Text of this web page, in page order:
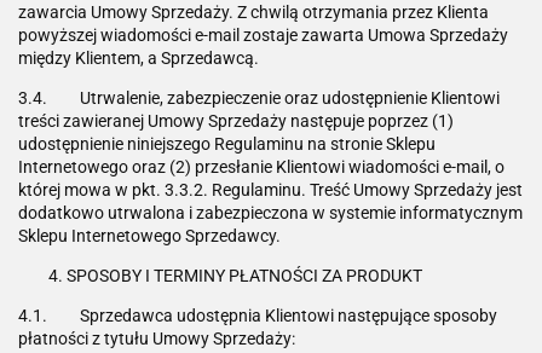
zawarcia Umowy Sprzedaży. Z chwilą otrzymania przez Klienta
powyższej wiadomości e-mail zostaje zawarta Umowa Sprzedaży
między Klientem, a Sprzedawcą.
3.4. Utrwalenie, zabezpieczenie oraz udostępnienie Klientowi
treści zawieranej Umowy Sprzedaży następuje poprzez (1)
udostępnienie niniejszego Regulaminu na stronie Sklepu
Internetowego oraz (2) przesłanie Klientowi wiadomości e-mail, o
której mowa w pkt. 3.3.2. Regulaminu. Treść Umowy Sprzedaży jest
dodatkowo utrwalona i zabezpieczona w systemie informatycznym
Sklepu Internetowego Sprzedawcy.
SPOSOBY I TERMINY PŁATNOŚCI ZA PRODUKT
4.1. Sprzedawca udostępnia Klientowi następujące sposoby
płatności z tytułu Umowy Sprzedaży: